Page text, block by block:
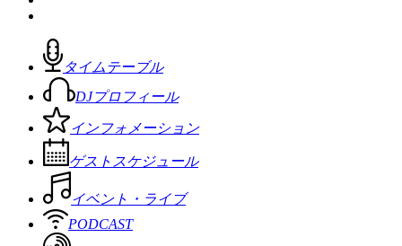
タイムテーブル
DJプロフィール
インフォメーション
ゲストスケジュール
イベント・ライブ
PODCAST